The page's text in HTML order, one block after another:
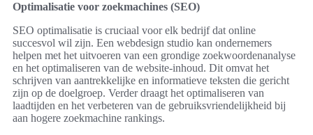
Optimalisatie voor zoekmachines (SEO)
SEO optimalisatie is cruciaal voor elk bedrijf dat online
succesvol wil zijn. Een webdesign studio kan ondernemers
helpen met het uitvoeren van een grondige zoekwoordenanalyse
en het optimaliseren van de website-inhoud. Dit omvat het
schrijven van aantrekkelijke en informatieve teksten die gericht
zijn op de doelgroep. Verder draagt het optimaliseren van
laadtijden en het verbeteren van de gebruiksvriendelijkheid bij
aan hogere zoekmachine rankings.